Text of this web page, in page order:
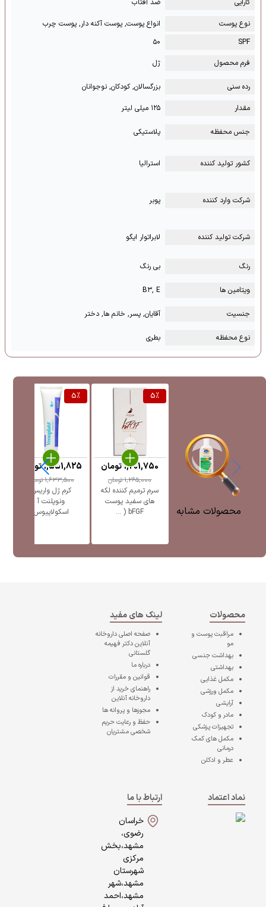
کارایی
ضد آفتاب
نوع پوست
انواع پوست, پوست آکنه دار, پوست چرب
SPF
۵۰
فرم محصول
ژل
رده سنی
بزرگسالان, کودکان, نوجوانان
مقدار
۱۲۵ میلی لیتر
جنس محفظه پلاستیکی
کشور تولید کننده استرالیا
شرکت وارد کننده پوبر
شرکت تولید کننده لابراتوار ایگو
رنگ بی رنگ
ویتامین ها B۳, E
جنسیت آقایان, پسر, خانم ها, دختر
نوع محفظه بطری
محصولات مشابه
5%
سرم ترمیم کننده لکه
های سفید پوست
bFGF ( ...
1,265,000تومان
1,201,750تومان
5%
کرم ژل واریس
ونوپلنت آ
اسکولاپیوس
1,633,500تومان
1,551,825تومان
محصولات
مراقبت پوست و
مو
بهداشت جنسی
بهداشتی
مکمل غذایی
مکمل ورزشی
آرایشی
مادر و کودک
تجهیزات پزشکی
مکمل های کمک
درمانی
عطر و ادکلن
لینک های مفید
صفحه اصلیداروخانه
آنلاین دکتر فهیمه
گلستانی
درباره ما
قوانین و مقررات
راهنمای خرید از
داروخانه آنلاین
مجوزها و پروانه ها
حفظ و رعایت حریم
شخصی مشتریان
نماد اعتماد
ارتباط با ما
خراسان
رضوی،
مشهد،بخش
مرکزی
شهرستان
مشهد،شهر
مشهد،احمد